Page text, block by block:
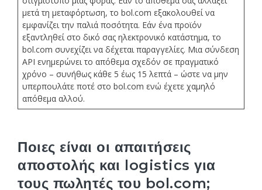
μετά τη μεταφόρτωση, το bol.com εξακολουθεί να
εμφανίζει την παλιά ποσότητα. Εάν ένα προϊόν
εξαντληθεί στο δικό σας ηλεκτρονικό κατάστημα, το
bol.com συνεχίζει να δέχεται παραγγελίες. Μια σύνδεση
API ενημερώνει το απόθεμα σχεδόν σε πραγματικό
χρόνο – συνήθως κάθε 5 έως 15 λεπτά – ώστε να μην
υπερπουλάτε ποτέ στο bol.com ενώ έχετε χαμηλό
απόθεμα αλλού.
Ποιες είναι οι απαιτήσεις
αποστολής και logistics για
τους πωλητές του bol.com;